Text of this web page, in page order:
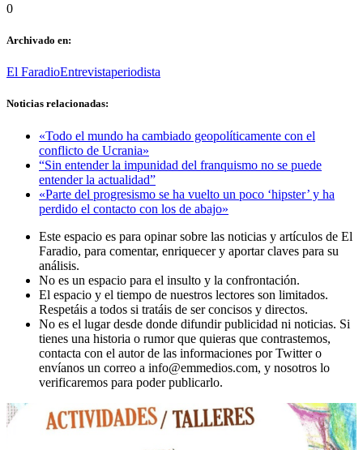
0
Archivado en:
El FaradioEntrevistaperiodista
Noticias relacionadas:
«Todo el mundo ha cambiado geopolíticamente con el
conflicto de Ucrania»
“Sin entender la impunidad del franquismo no se puede
entender la actualidad”
«Parte del progresismo se ha vuelto un poco ‘hipster’ y ha
perdido el contacto con los de abajo»
Este espacio es para opinar sobre las noticias y artículos de El
Faradio, para comentar, enriquecer y aportar claves para su
análisis.
No es un espacio para el insulto y la confrontación.
El espacio y el tiempo de nuestros lectores son limitados.
Respetáis a todos si tratáis de ser concisos y directos.
No es el lugar desde donde difundir publicidad ni noticias. Si
tienes una historia o rumor que quieras que contrastemos,
contacta con el autor de las informaciones por Twitter o
envíanos un correo a info@emmedios.com, y nosotros lo
verificaremos para poder publicarlo.